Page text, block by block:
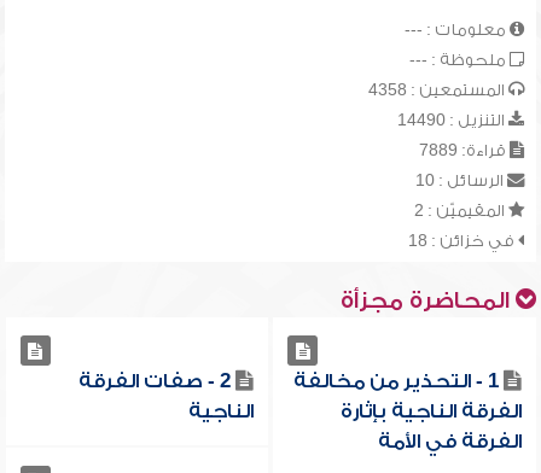
معلومات : ---
ملحوظة : ---
المستمعين : 4358
التنزيل : 14490
قراءة: 7889
الرسائل : 10
المقيميّن : 2
في خزائن : 18
المحاضرة مجزأة
1 - التحذير من مخالفة
الفرقة الناجية بإثارة
الفرقة في الأمة
2 - صفات الفرقة
الناجية